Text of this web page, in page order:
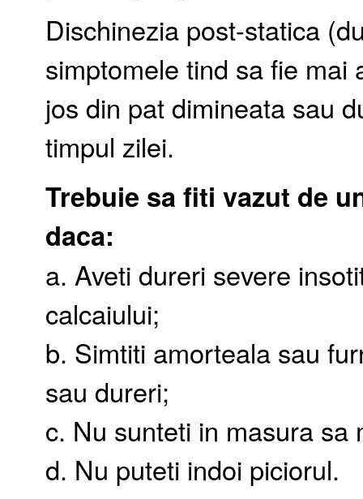
Dischinezia post-statica
simptomele tind sa fie mai
jos din pat dimineata sau
timpul zilei.
Trebuie sa fiti vazut de
daca:
a. Aveti dureri severe
calcaiului;
b. Simtiti amorteala sau
sau dureri;
c. Nu sunteti in masura
d. Nu puteti indoi piciorul.